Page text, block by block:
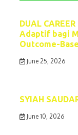
DUAL
Adaptif bagi
Outcome-
June 25, 2026
SYIAH
June 10, 2026